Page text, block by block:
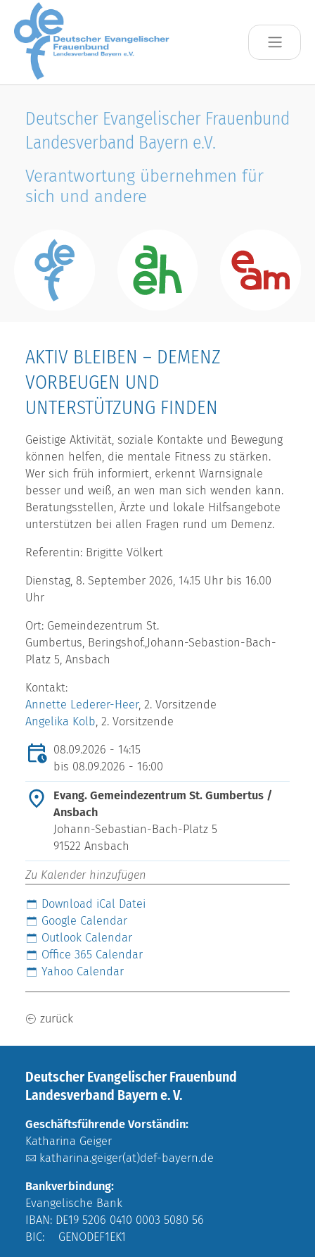
Skip to main content
Deutscher Evangelischer Frauenbund
Landesverband Bayern e.V.
Verantwortung übernehmen für
sich und andere
AKTIV BLEIBEN – DEMENZ
VORBEUGEN UND
UNTERSTÜTZUNG FINDEN
Geistige Aktivität, soziale Kontakte und Bewegung
können helfen, die mentale Fitness zu stärken.
Wer sich früh informiert, erkennt Warnsignale
besser und weiß, an wen man sich wenden kann.
Beratungsstellen, Ärzte und lokale Hilfsangebote
unterstützen bei allen Fragen rund um Demenz.
Referentin: Brigitte Völkert
Dienstag, 8. September 2026, 14.15 Uhr bis 16.00
Uhr
Ort: Gemeindezentrum St.
Gumbertus, Beringshof.,Johann-Sebastion-Bach-
Platz 5, Ansbach
Kontakt:
Annette Lederer-Heer, 2. Vorsitzende
Angelika Kolb , 2. Vorsitzende
08.09.2026 - 14:15
bis 08.09.2026 - 16:00
Evang. Gemeindezentrum St. Gumbertus /
Ansbach
Johann-Sebastian-Bach-Platz 5
91522 Ansbach
Zu Kalender hinzufügen
Download iCal Datei
Google Calendar
Outlook Calendar
Office 365 Calendar
Yahoo Calendar
zurück
Deutscher Evangelischer Frauenbund
Landesverband Bayern e. V.
Geschäftsführende Vorständin:
Katharina Geiger
katharina.geiger(at)def-bayern.de
Bankverbindung:
Evangelische Bank
IBAN: DE19 5206 0410 0003 5080 56
BIC: GENODEF1EK1